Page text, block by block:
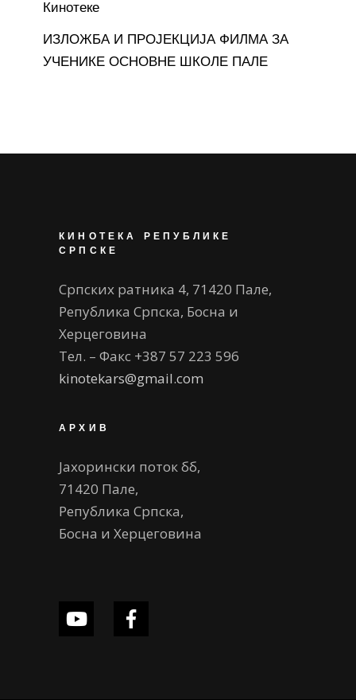
Кинотеке
ИЗЛОЖБА И ПРОЈЕКЦИЈА ФИЛМА ЗА
УЧЕНИКЕ ОСНОВНЕ ШКОЛЕ ПАЛЕ
КИНОТЕКА РЕПУБЛИКЕ
СРПСКЕ
Српских ратника 4, 71420 Пале,
Република Српска, Босна и
Херцеговина
Тел. – Факс +387 57 223 596
kinotekars@gmail.com
АРХИВ
Јахорински поток бб,
71420 Пале,
Република Српска,
Босна и Херцеговина